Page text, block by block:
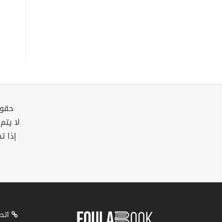
لا
إذا